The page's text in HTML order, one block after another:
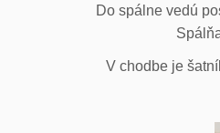
Do spálne vedú
V chodbe je